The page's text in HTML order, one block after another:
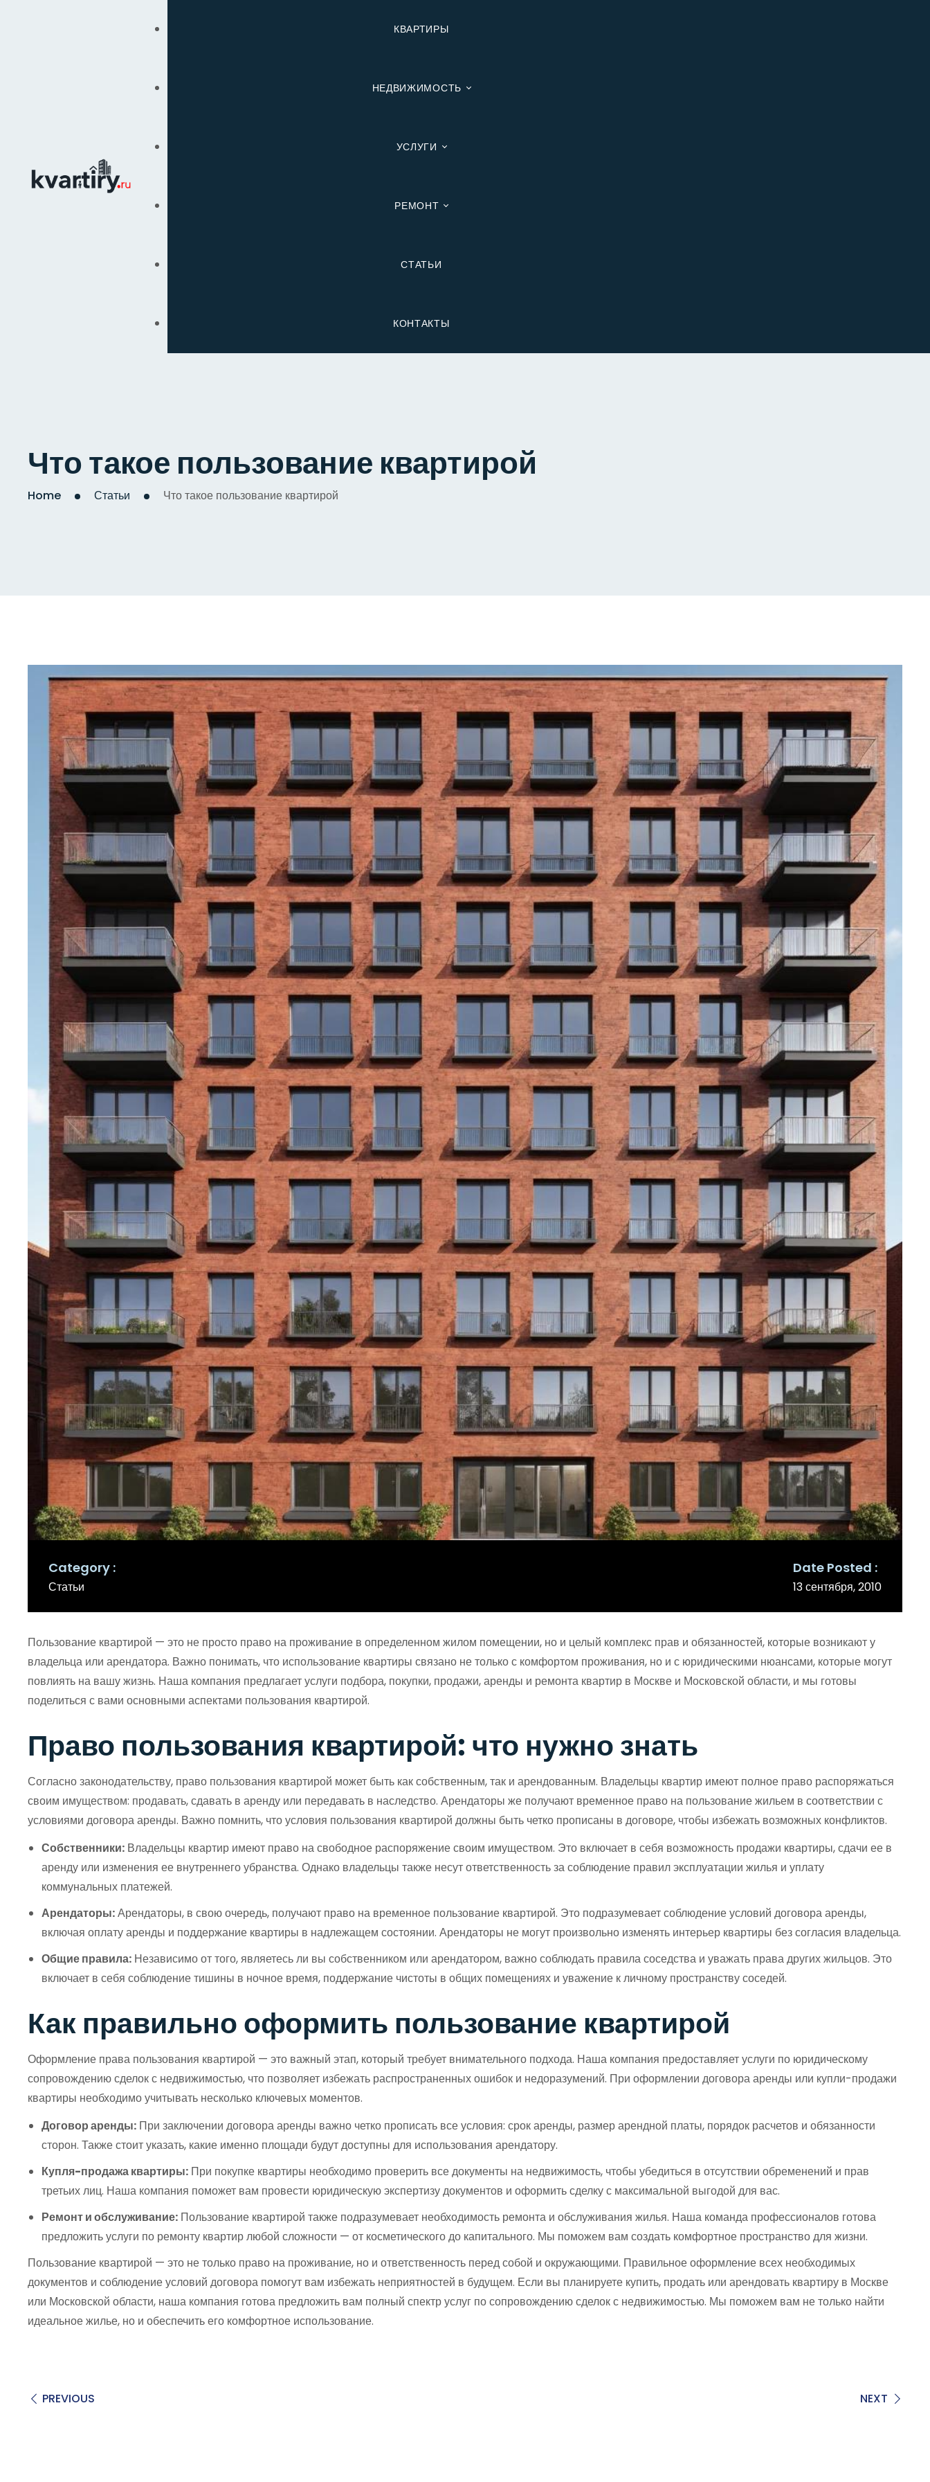
КВАРТИРЫ
НЕДВИЖИМОСТЬ
УСЛУГИ
РЕМОНТ
СТАТЬИ
КОНТАКТЫ
Что такое пользование квартирой
Home Статьи Что такое пользование квартирой
Category
Статьи
Date Posted
13 сентября, 2010
Пользование квартирой — это не просто право на проживание в определенном жилом помещении, но и целый комплекс прав и обязанностей, которые возникают у
владельца или арендатора. Важно понимать, что использование квартиры связано не только с комфортом проживания, но и с юридическими нюансами, которые могут
повлиять на вашу жизнь. Наша компания предлагает услуги подбора, покупки, продажи, аренды и ремонта квартир в Москве и Московской области, и мы готовы
поделиться с вами основными аспектами пользования квартирой.
Право пользования квартирой: что нужно знать
Согласно законодательству, право пользования квартирой может быть как собственным, так и арендованным. Владельцы квартир имеют полное право распоряжаться
своим имуществом: продавать, сдавать в аренду или передавать в наследство. Арендаторы же получают временное право на пользование жильем в соответствии с
условиями договора аренды. Важно помнить, что условия пользования квартирой должны быть четко прописаны в договоре, чтобы избежать возможных конфликтов.
Собственники: Владельцы квартир имеют право на свободное распоряжение своим имуществом. Это включает в себя возможность продажи квартиры, сдачи ее в
аренду или изменения ее внутреннего убранства. Однако владельцы также несут ответственность за соблюдение правил эксплуатации жилья и уплату
коммунальных платежей.
Арендаторы:Арендаторы, в свою очередь, получают право на временное пользование квартирой. Это подразумевает соблюдение условий договора аренды,
включая оплату аренды и поддержание квартиры в надлежащем состоянии. Арендаторы не могут произвольно изменять интерьер квартиры без согласия владельца.
Общие правила: Независимо от того, являетесь ли вы собственником или арендатором, важно соблюдать правила соседства и уважать права других жильцов. Это
включает в себя соблюдение тишины в ночное время, поддержание чистоты в общих помещениях и уважение к личному пространству соседей.
Как правильно оформить пользование квартирой
Оформление права пользования квартирой — это важный этап, который требует внимательного подхода. Наша компания предоставляет услуги по юридическому
сопровождению сделок с недвижимостью, что позволяет избежать распространенных ошибок и недоразумений. При оформлении договора аренды или купли-продажи
квартиры необходимо учитывать несколько ключевых моментов.
Договор аренды: При заключении договора аренды важно четко прописать все условия: срок аренды, размер арендной платы, порядок расчетов и обязанности
сторон. Также стоит указать, какие именно площади будут доступны для использования арендатору.
Купля-продажа квартиры: При покупке квартиры необходимо проверить все документы на недвижимость, чтобы убедиться в отсутствии обременений и прав
третьих лиц. Наша компания поможет вам провести юридическую экспертизу документов и оформить сделку с максимальной выгодой для вас.
Ремонт и обслуживание: Пользование квартирой также подразумевает необходимость ремонта и обслуживания жилья. Наша команда профессионалов готова
предложить услуги по ремонту квартир любой сложности — от косметического до капитального. Мы поможем вам создать комфортное пространство для жизни.
Пользование квартирой — это не только право на проживание, но и ответственность перед собой и окружающими. Правильное оформление всех необходимых
документов и соблюдение условий договора помогут вам избежать неприятностей в будущем. Если вы планируете купить, продать или арендовать квартиру в Москве
или Московской области, наша компания готова предложить вам полный спектр услуг по сопровождению сделок с недвижимостью. Мы поможем вам не только найти
идеальное жилье, но и обеспечить его комфортное использование.
PREVIOUS NEXT